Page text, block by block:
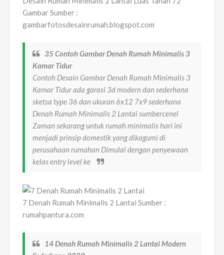
Gambar Sumber :
gambarfotosdesainrumah.blogspot.com
35 Contoh Gambar Denah Rumah Minimalis 3
Kamar Tidur
Contoh Desain Gambar Denah Rumah Minimalis 3
Kamar Tidur ada garasi 3d modern dan sederhana
sketsa type 36 dan ukuran 6x12 7x9 sederhana
Denah Rumah Minimalis 2 Lantai sumbercenel
Zaman sekarang untuk rumah minimalis hari ini
menjadi prinsip domestik yang dikagumi di
perusahaan rumahan Dimulai dengan penyewaan
kelas entry level ke
7 Denah Rumah Minimalis 2 Lantai Sumber :
rumahpantura.com
14 Denah Rumah Minimalis 2 Lantai Modern